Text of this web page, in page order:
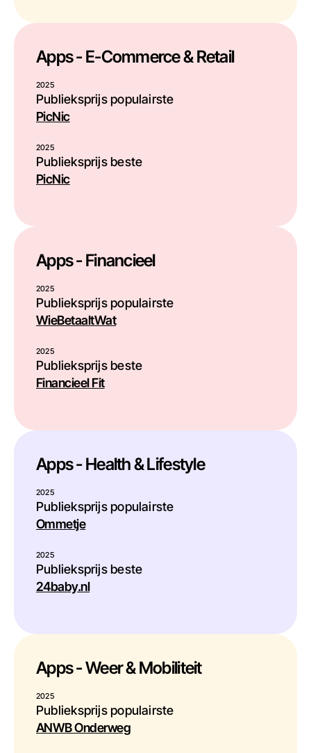
Apps - E-Commerce & Retail
2025
Publieksprijs populairste
PicNic
2025
Publieksprijs beste
PicNic
Apps - Financieel
2025
Publieksprijs populairste
WieBetaaltWat
2025
Publieksprijs beste
Financieel Fit
Apps - Health & Lifestyle
2025
Publieksprijs populairste
Ommetje
2025
Publieksprijs beste
24baby.nl
Apps - Weer & Mobiliteit
2025
Publieksprijs populairste
ANWB Onderweg